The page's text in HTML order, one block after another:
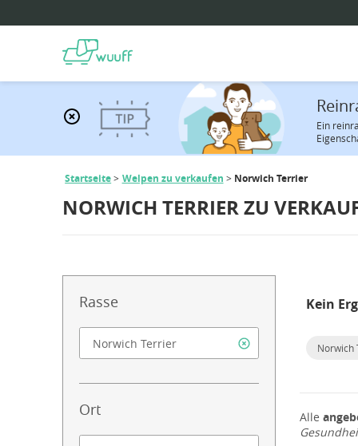
Ein
Startseite Welpen zu verkaufen Norwich Terrier
NORWICH TERRIER ZU
Rasse
Ort
Kein
Norwich
Alle